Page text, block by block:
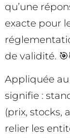
qu’une
exacte pour
de validité.
Appliquée au
signifie :
(prix, stocks,
relier les